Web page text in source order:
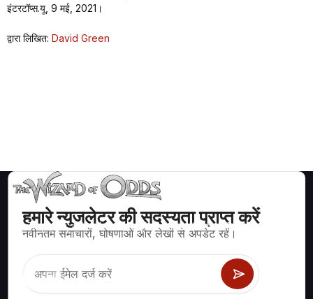
इंटरटॉप्स.यू, 9 मई, 2021।
द्वारा लिखित: David Green
हमारे न्युजलेटर की सदस्यता प्राप्त करें
नवीनतम समाचारों, घोषणाओं और लेखों से अपडेट रहें।
ब्लैकजैक, क्रेप्स, रूलेट और अन्य सैकड़ों कैसीनो खेलों के लिए गणितीय रूप से सही